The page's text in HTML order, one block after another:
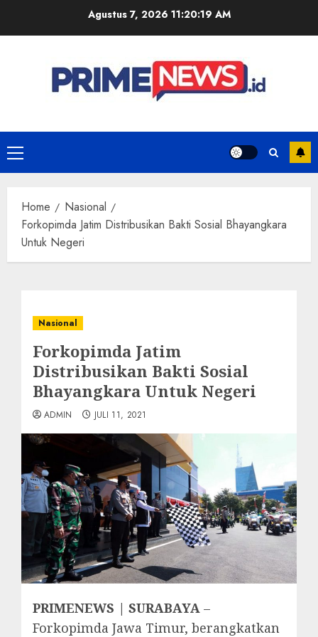
Agustus 7, 2026 11:20:20 AM
Primary
Menu
Home
Nasional
Forkopimda Jatim Distribusikan Bakti Sosial Bhayangkara
Untuk Negeri
Nasional
Forkopimda Jatim
Distribusikan Bakti Sosial
Bhayangkara Untuk Negeri
ADMIN JULI 11, 2021
PRIMENEWS | SURABAYA –
Forkopimda Jawa Timur, berangkatkan